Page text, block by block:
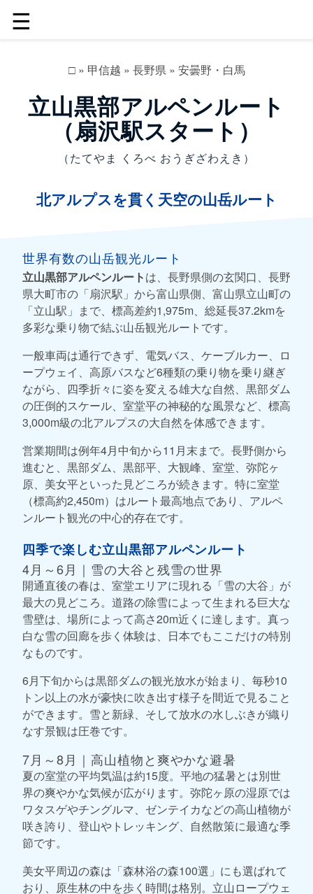
☰
□» 甲信越 » 長野県» 安曇野・白馬
立山黒部アルペンルート
（扇沢駅スタート）
（たてやま くろべ おうぎざわえき）
北アルプスを貫く天空の山岳ルート
世界有数の山岳観光ルート
立山黒部アルペンルートは、長野県側の玄関口、長野
県大町市の「扇沢駅」から富山県側、富山県立山町の
「立山駅」まで、標高差約1,975m、総延長37.2kmを
多彩な乗り物で結ぶ山岳観光ルートです。
一般車両は通行できず、電気バス、ケーブルカー、ロ
ープウェイ、高原バスなど6種類の乗り物を乗り継ぎ
ながら、四季折々に姿を変える雄大な自然、黒部ダム
の圧倒的スケール、室堂平の神秘的な風景など、標高
3,000m級の北アルプスの大自然を体感できます。
営業期間は例年4月中旬から11月末まで。長野側から
進むと、黒部ダム、黒部平、大観峰、室堂、弥陀ヶ
原、美女平といった見どころが続きます。特に室堂
（標高約2,450m）はルート最高地点であり、アルペ
ンルート観光の中心的存在です。
四季で楽しむ立山黒部アルペンルート
4月～6月｜雪の大谷と残雪の世界
開通直後の春は、室堂エリアに現れる「雪の大谷」が
最大の見どころ。道路の除雪によって生まれる巨大な
雪壁は、場所によって高さ20m近くに達します。真っ
白な雪の回廊を歩く体験は、日本でもここだけの特別
なものです。
6月下旬からは黒部ダムの観光放水が始まり、毎秒10
トン以上の水が豪快に吹き出す様子を間近で見ること
ができます。雪と新緑、そして放水の水しぶきが織り
なす景観は圧巻です。
7月～8月｜高山植物と爽やかな避暑
夏の室堂の平均気温は約15度。平地の猛暑とは別世
界の爽やかな気候が広がります。弥陀ヶ原の湿原では
ワタスゲやチングルマ、ゼンテイカなどの高山植物が
咲き誇り、登山やトレッキング、自然散策に最適な季
節です。
美女平周辺の森は「森林浴の森100選」にも選ばれて
おり、原生林の中を歩く時間は格別。立山ロープウェ